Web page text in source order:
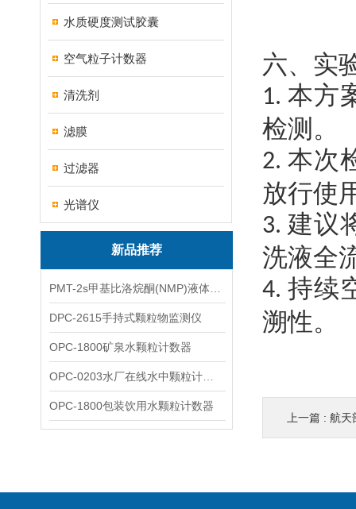
水质硬度测试胶囊
空气粒子计数器
清洗剂
滤膜
过滤器
光谱仪
新品推荐
DPC-2615手持式颗粒物监测仪
OPC-1800矿泉水颗粒计数器
OPC-1800包装饮用水颗粒计数器
六、实
1. 本方
检测。
2. 本次
放行使
3. 建议
洗液全
4. 持续
溯性。
上一篇 : 航天